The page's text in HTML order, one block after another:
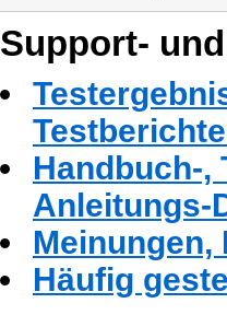
Support-
Handbuch-,
Anleitungs-
Häufig